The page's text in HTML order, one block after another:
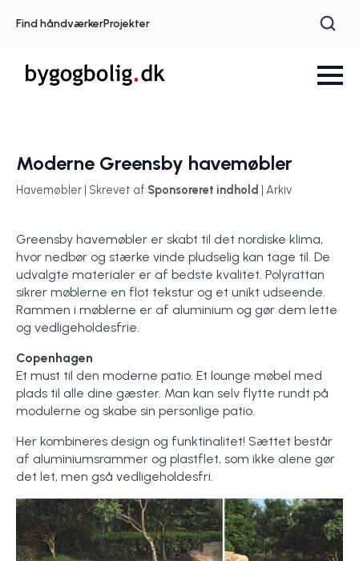
Find håndværkerProjekter
Moderne Greensby havemøbler
Havemøbler | Skrevet af Sponsoreret indhold | Arkiv
Greensby havemøbler er skabt til det nordiske klima,
hvor nedbør og stærke vinde pludselig kan tage til. De
udvalgte materialer er af bedste kvalitet. Polyrattan
sikrer møblerne en flot tekstur og et unikt udseende.
Rammen i møblerne er af aluminium og gør dem lette
og vedligeholdesfrie.
Copenhagen
Et must til den moderne patio. Et lounge møbel med
plads til alle dine gæster. Man kan selv flytte rundt på
modulerne og skabe sin personlige patio.
Her kombineres design og funktinalitet! Sættet består
af aluminiumsrammer og plastflet, som ikke alene gør
det let, men gså vedligeholdesfri.